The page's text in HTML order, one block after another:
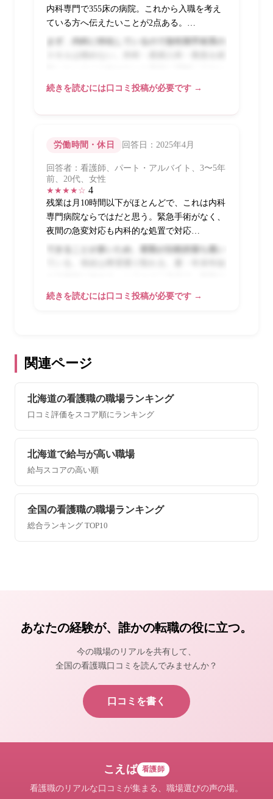
内科専門で355床の病院。これから入職を考え
ている方へ伝えたいことが2点ある。…
まず、内科に特化しているので急性期手術系の
た方がいい。逆に内科看護を深く極めたい、慢
働いている人が多いのでチームとして安定して
続きを読むには口コミ投稿が必要です →
労働時間・休日 回答日：2025年4月
回答者：看護師、パート・アルバイト、3〜5年
前、20代、女性
★★★★☆ 4
残業は月10時間以下がほとんどで、これは内科
専門病院ならではだと思う。緊急手術がなく、
夜間の急変対応も内科的な処置で対応…
月4〜5回程度。札幌市手稲区という立地で車通
続きを読むには口コミ投稿が必要です →
関連ページ
北海道の看護職の職場ランキング
口コミ評価をスコア順にランキング
北海道で給与が高い職場
給与スコアの高い順
全国の看護職の職場ランキング
総合ランキング TOP10
あなたの経験が、誰かの転職の役に立つ。
今の職場のリアルを共有して、
全国の看護職口コミを読んでみませんか？
口コミを書く
こえば 看護師
看護職のリアルな口コミが集まる、職場選びの声の場。